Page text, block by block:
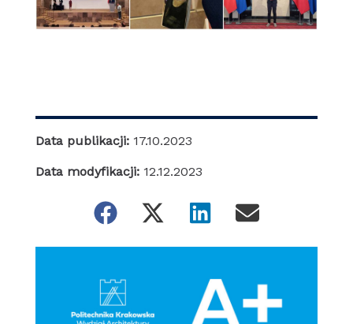
Data publikacji: 17.10.2023
Data modyfikacji: 12.12.2023